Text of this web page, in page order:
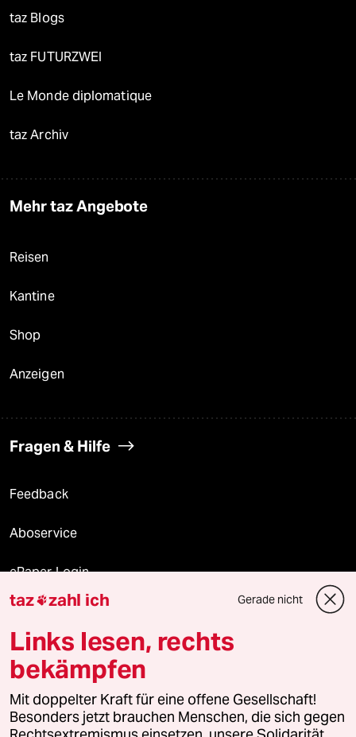
taz Blogs
taz FUTURZWEI
Le Monde diplomatique
taz Archiv
Mehr taz Angebote
Reisen
Kantine
Shop
Anzeigen
Fragen & Hilfe
Feedback
Aboservice
ePaper Login
Downloads für Abonnierende
© 2026 taz Verlags und Vertriebs GmbH
Alle Rechte vorbehalten. Bei rechtlichen Fragen oder für Genehmigungen
wenden Sie sich bitte an lizenzen@taz.de
taz zahl ich Gerade nicht
Links lesen, rechts
bekämpfen
Mit doppelter Kraft für eine offene Gesellschaft!
Besonders jetzt brauchen Menschen, die sich gegen